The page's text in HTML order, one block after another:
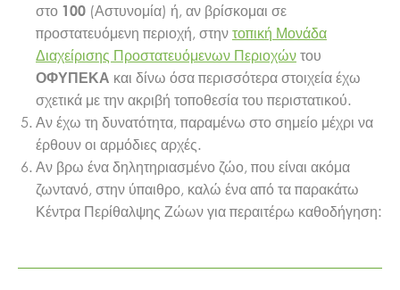
στο 100 (Αστυνομία) ή, αν βρίσκομαι σε
προστατευόμενη περιοχή, στηντοπική Μονάδα
Διαχείρισης Προστατευόμενων Περιοχώντου
ΟΦΥΠΕΚΑ και δίνω όσα περισσότερα στοιχεία έχω
σχετικά με την ακριβή τοποθεσία του περιστατικού.
Αν έχω τη δυνατότητα, παραμένω στο σημείο μέχρι να
έρθουν οι αρμόδιες αρχές.
Αν βρω ένα δηλητηριασμένο ζώο, που είναι ακόμα
ζωντανό, στην ύπαιθρο, καλώ ένα από τα παρακάτω
Κέντρα Περίθαλψης Ζώων για περαιτέρω καθοδήγηση: